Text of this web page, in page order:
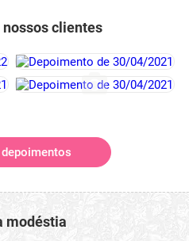
clientes
modéstia